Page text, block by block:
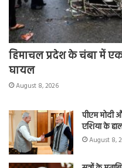
हिमाचल प्रदेश के चंबा में
घायल
August 8, 2026
पीएम मोदी
एशिया के
August 8,